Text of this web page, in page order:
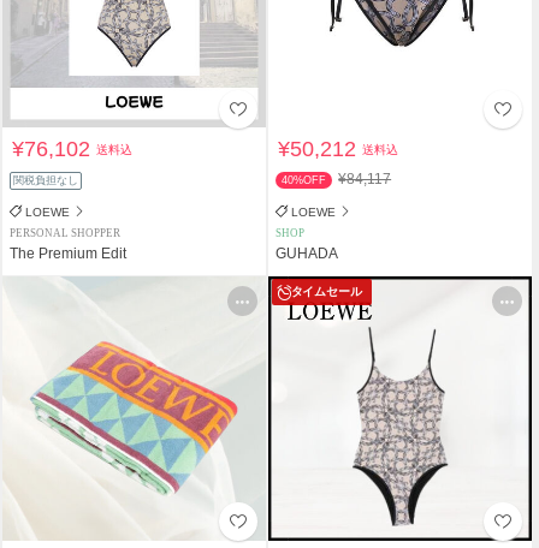
¥76,102送料込
関税負担なし
LOEWE
PERSONAL SHOPPER
The Premium Edit
¥50,212送料込
40%OFF ¥84,117
LOEWE
SHOP
GUHADA
タイムセール